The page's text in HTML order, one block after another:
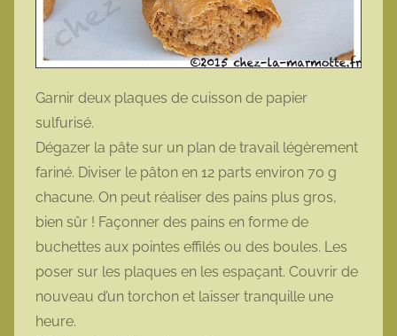
Garnir deux plaques de cuisson de papier
sulfurisé.
Dégazer la pâte sur un plan de travail légèrement
fariné. Diviser le pâton en 12 parts environ 70 g
chacune. On peut réaliser des pains plus gros,
bien sûr ! Façonner des pains en forme de
buchettes aux pointes effilés ou des boules. Les
poser sur les plaques en les espaçant. Couvrir de
nouveau d’un torchon et laisser tranquille une
heure.